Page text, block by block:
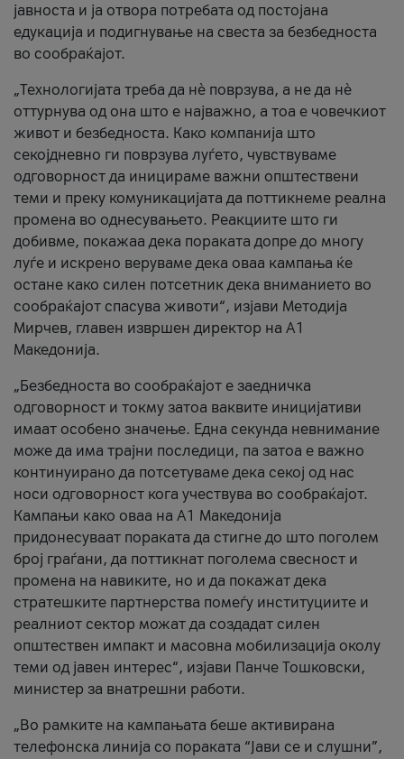
јавноста и ја отвора потребата од постојана
едукација и подигнување на свеста за безбедноста
во сообраќајот.
„Технологијата треба да нè поврзува, а не да нè
оттурнува од она што е најважно, а тоа е човечкиот
живот и безбедноста. Како компанија што
секојдневно ги поврзува луѓето, чувствуваме
одговорност да иницираме важни општествени
теми и преку комуникацијата да поттикнеме реална
промена во однесувањето. Реакциите што ги
добивме, покажаа дека пораката допре до многу
луѓе и искрено веруваме дека оваа кампања ќе
остане како силен потсетник дека вниманието во
сообраќајот спасува животи“, изјави Методија
Мирчев, главен извршен директор на А1
Македонија.
„Безбедноста во сообраќајот е заедничка
одговорност и токму затоа ваквите иницијативи
имаат особено значење. Една секунда невнимание
може да има трајни последици, па затоа е важно
континуирано да потсетуваме дека секој од нас
носи одговорност кога учествува во сообраќајот.
Кампањи како оваа на A1 Македонија
придонесуваат пораката да стигне до што поголем
број граѓани, да поттикнат поголема свесност и
промена на навиките, но и да покажат дека
стратешките партнерства помеѓу институциите и
реалниот сектор можат да создадат силен
општествен импакт и масовна мобилизација околу
теми од јавен интерес“, изјави Панче Тошковски,
министер за внатрешни работи.
„Во рамките на кампањата беше активирана
телефонска линија со пораката “Јави се и слушни”,